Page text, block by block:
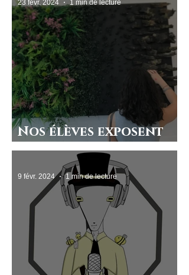
Nos élèves exposent
au LaM !
23 févr. 2024 1 min de lecture
9 févr. 2024 1 min de lecture